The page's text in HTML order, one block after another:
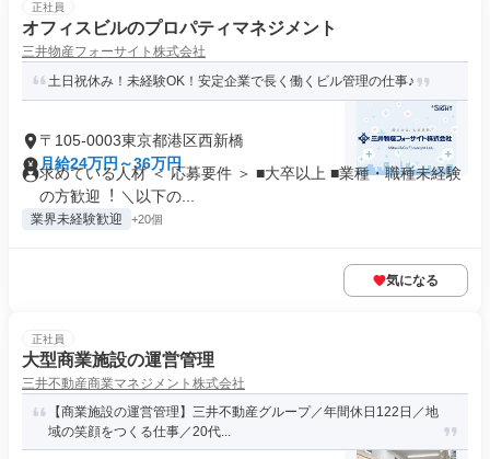
正社員
オフィスビルのプロパティマネジメント
三井物産フォーサイト株式会社
土日祝休み！未経験OK！安定企業で長く働くビル管理の仕事♪
〒105-0003東京都港区西新橋
月給24万円～36万円
求めている人材 ＜ 応募要件 ＞ ■⼤卒以上 ■業種・職種未経験
の⽅歓迎︕ ＼以下の...
業界未経験歓迎 +20個
気になる
正社員
大型商業施設の運営管理
三井不動産商業マネジメント株式会社
【商業施設の運営管理】三井不動産グループ／年間休日122日／地
域の笑顔をつくる仕事／20代...